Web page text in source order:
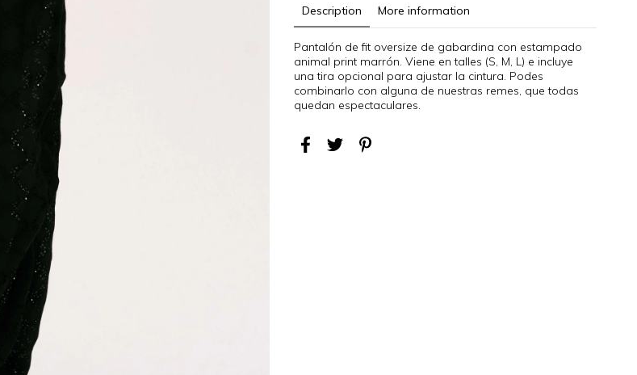
Description More information
Pantalón de fit oversize de gabardina con estampado
animal print marrón. Viene en talles (S, M, L) e incluye
una tira opcional para ajustar la cintura. Podes
combinarlo con alguna de nuestras remes, que todas
quedan espectaculares.